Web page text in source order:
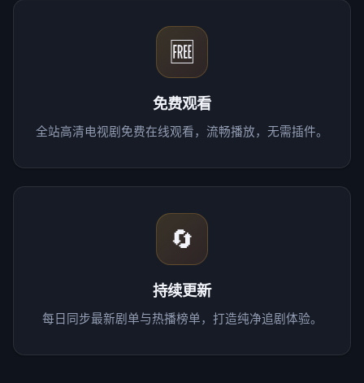
🆓
免费观看
全站高清电视剧免费在线观看，流畅播放，无需插件。
🔄
持续更新
每日同步最新剧单与热播榜单，打造纯净追剧体验。